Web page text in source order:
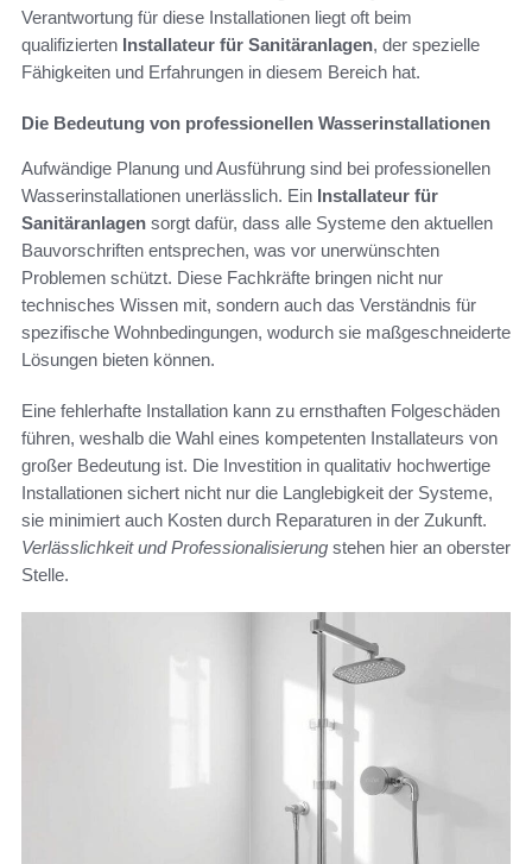
Verantwortung für diese Installationen liegt oft beim
qualifizierten Installateur für Sanitäranlagen, der spezielle
Fähigkeiten und Erfahrungen in diesem Bereich hat.
Die Bedeutung von professionellen Wasserinstallationen
Aufwändige Planung und Ausführung sind bei professionellen
Wasserinstallationen unerlässlich. Ein Installateur für
Sanitäranlagen sorgt dafür, dass alle Systeme den aktuellen
Bauvorschriften entsprechen, was vor unerwünschten
Problemen schützt. Diese Fachkräfte bringen nicht nur
technisches Wissen mit, sondern auch das Verständnis für
spezifische Wohnbedingungen, wodurch sie maßgeschneiderte
Lösungen bieten können.
Eine fehlerhafte Installation kann zu ernsthaften Folgeschäden
führen, weshalb die Wahl eines kompetenten Installateurs von
großer Bedeutung ist. Die Investition in qualitativ hochwertige
Installationen sichert nicht nur die Langlebigkeit der Systeme,
sie minimiert auch Kosten durch Reparaturen in der Zukunft.
Verlässlichkeit und Professionalisierung stehen hier an oberster
Stelle.